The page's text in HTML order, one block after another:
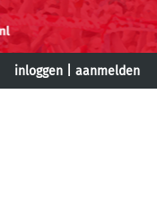
inloggen aanmelden